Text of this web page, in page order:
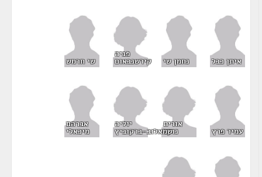
איתן כבל נחמן שי
פניה
קירשנבאום שי חרמש
עמיר פרץ
אורית
נוקד
יוליה
שמאלוב-ברקוביץ
אברהם
מיכאלי